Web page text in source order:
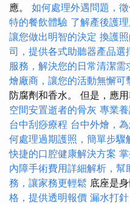
應。 如何處理外遇問題，
特的餐飲體驗 了解產後護
讓您做出明智的決定 換護
司，提供各式助聽器產品選
服務，解決您的日常清潔需
燴廠商，讓您的活動無懈可
防腐劑和香水。 但是，應
空間安置逝者的骨灰 專業
台中刮痧療程 台中外燴，
何處理過期護照，簡單步驟
快捷的口腔健康解決方案
內障手術費用詳細解析，幫
務，讓家務更輕鬆 底座是
格，提供透明報價 漏水打